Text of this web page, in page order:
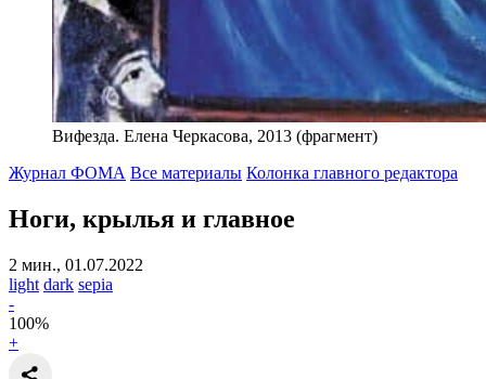
Вифезда. Елена Черкасова, 2013 (фрагмент)
Журнал ФОМА Все материалы Колонка главного редактора
Ноги, крылья и главное
2 мин., 01.07.2022
light dark sepia
-
100%
+